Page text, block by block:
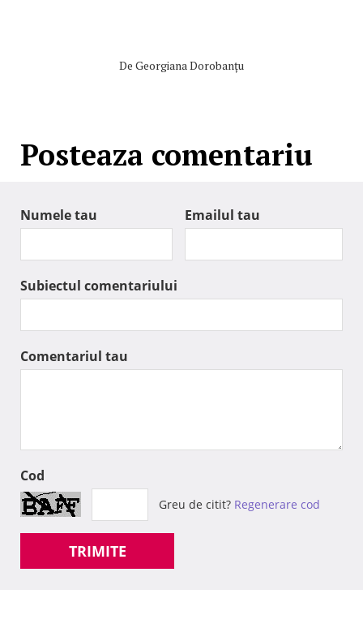
De Georgiana Dorobanțu
Posteaza comentariu
Numele tau Emailul tau
Subiectul comentariului
Comentariul tau
Cod
Greu de citit? Regenerare cod
TRIMITE